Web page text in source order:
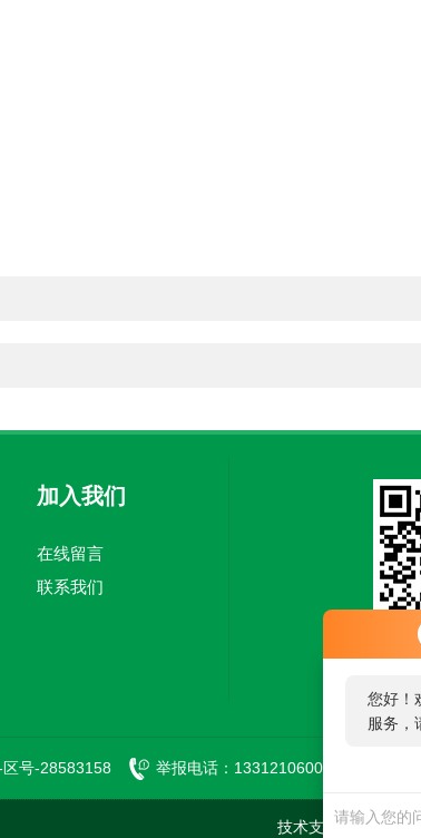
您好！
服务，
加入我们
在线留言
联系我们
号-28583158 举报电话：13312106002
技术支持：环保在线